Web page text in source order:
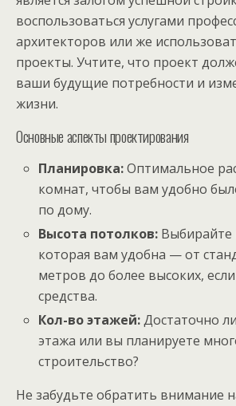
воспользоваться услугами
архитекторов или же
проекты. Учтите, что проект
ваши будущие потребности и
жизни.
Основные аспекты проектирования
Планировка:Оптимальное
комнат, чтобы вам удобно
по дому.
Высота потолков: Выбирайте
которая вам удобна — от
метров до более высоких,
средства.
Кол-во этажей:Достаточно
этажа или вы планируете
строительство?
Не забудьте обратить внимание